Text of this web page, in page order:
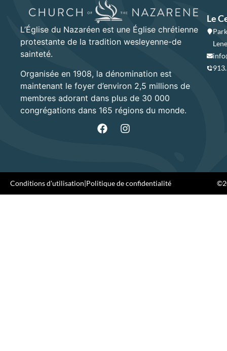
L’Église du Nazaréen est une Église chrétienne
protestante de la tradition wesleyenne-de
sainteté.
Organisée en 1908, la dénomination est
maintenant le foyer d’environ 2,5 millions de
membres adorant dans plus de 30 000
congrégations dans 165 régions du monde.
Le
Conditions d'utilisation|Politique de confidentialité